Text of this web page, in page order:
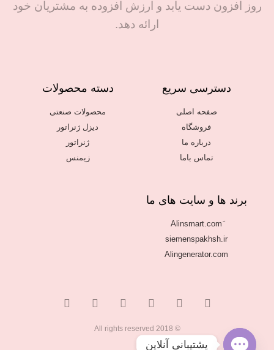
جهت استعلام قیمت و ثبت
روز افزون دست یابد و ارزش افزوده به مشتریان خود
ارائه دهد.
دسترسی سریع
صفحه اصلی
فروشگاه
درباره ما
تماس باما
دسته محصولات
محصولات صنعتی
دیزل ژنراتور
ژنراتور
زیمنس
برند ها و سایت های ما
siemenspakhsh.ir
Alingenerator.com
© 2018 All rights reserved
پشتیبانی آنلاین